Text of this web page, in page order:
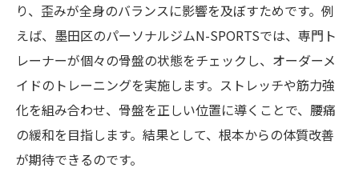
お尻まわりの筋肉が影響する負担の仕組み
骨盤矯正で腰痛対策するパーソナルトレー
ニング法
パーソナルジムが解説する腰痛セルフチェ
ック
骨盤の歪みから考える腰痛再発予防のポイ
ント
り、歪みが全身のバランスに影響を及ぼすためです。例
えば、墨田区のパーソナルジムN-SPORTSでは、専門ト
レーナーが個々の骨盤の状態をチェックし、オーダーメ
イドのトレーニングを実施します。ストレッチや筋力強
化を組み合わせ、骨盤を正しい位置に導くことで、腰痛
の緩和を目指します。結果として、根本からの体質改善
が期待できるのです。